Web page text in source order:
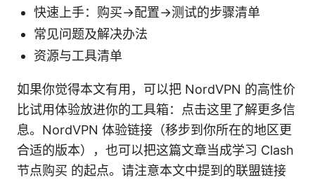
快速上手：购买→配置→测试的步骤清单
常见问题及解决办法
资源与工具清单
如果你觉得本文有用，可以把 NordVPN 的高性价
比试用体验放进你的工具箱：点击这里了解更多信
息。NordVPN 体验链接（移步到你所在的地区更
合适的版本），也可以把这篇文章当成学习 Clash
节点购买 的起点。请注意本文中提到的联盟链接